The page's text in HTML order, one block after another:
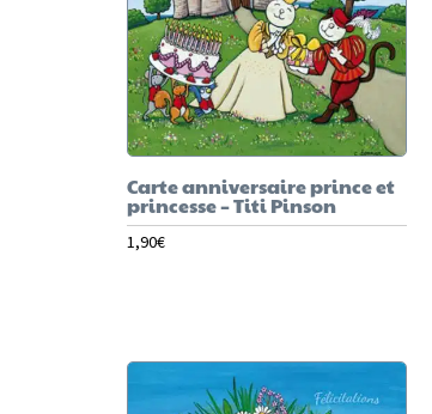
Carte anniversaire prince et
princesse – Titi Pinson
1,90€